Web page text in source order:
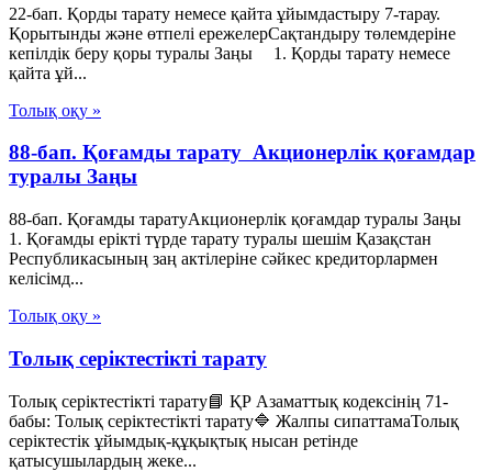
22-бап. Қорды тарату немесе қайта ұйымдастыру 7-тарау.
Қорытынды және өтпелі ережелерСақтандыру төлемдеріне
кепілдік беру қоры туралы Заңы 1. Қорды тарату немесе
қайта ұй...
Толық оқу »
88-бап. Қоғамды тарату Акционерлік қоғамдар
туралы Заңы
88-бап. Қоғамды таратуАкционерлік қоғамдар туралы Заңы
1. Қоғамды ерікті түрде тарату туралы шешім Қазақстан
Республикасының заң актілеріне сәйкес кредиторлармен
келісімд...
Толық оқу »
Толық серіктестікті тарату
Толық серіктестікті тарату📘 ҚР Азаматтық кодексінің 71-
бабы: Толық серіктестікті тарату🔷 Жалпы сипаттамаТолық
серіктестік ұйымдық-құқықтық нысан ретінде
қатысушылардың жеке...